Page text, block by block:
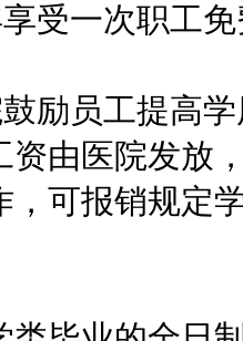
一次职工免
员工提高学
资由医院发放
，可报销规定